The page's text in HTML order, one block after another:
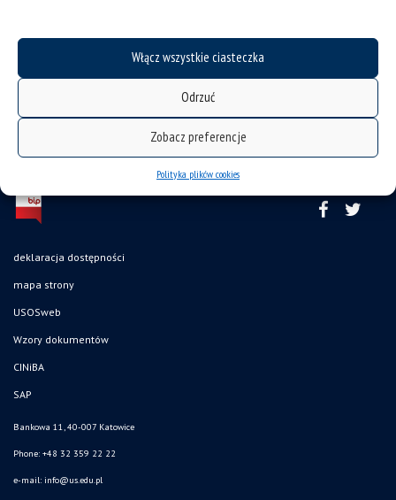
Włącz wszystkie ciasteczka
Odrzuć
Zobacz preferencje
Polityka plików cookies
deklaracja dostępności
mapa strony
USOSweb
Wzory dokumentów
CINiBA
SAP
Bankowa 11, 40-007 Katowice
Phone: +48 32 359 22 22
e-mail: info@us.edu.pl